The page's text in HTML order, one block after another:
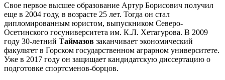
Свое первое высшее образование Артур Борисович получил
еще в 2004 году, в возрасте 25 лет. Тогда он стал
дипломированным юристом, выпускником Северо-
Осетинского госуниверситета им. К.Л. Хетагурова. В 2009
году 30-летний Таймазов заканчивает экономический
факультет в Горском государственном аграрном университете.
Уже в 2017 году он защищает кандидатскую диссертацию о
подготовке спортсменов-борцов.